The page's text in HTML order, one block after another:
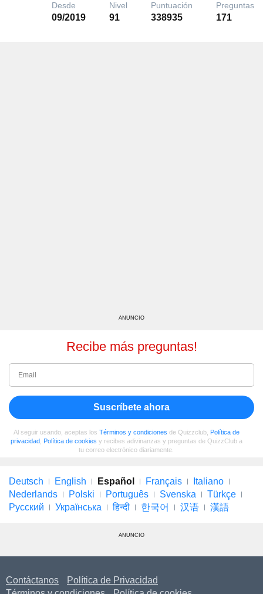
Desde
09/2019
Nivel
91
Puntuación
338935
Preguntas
171
ANUNCIO
Recibe más preguntas!
Suscríbete ahora
Al seguir usando, aceptas los Términos y condiciones de Quizzclub, Política de
privacidad, Política de cookies y recibes adivinanzas y preguntas de QuizzClub a
tu correo electrónico diariamente.
Deutsch English Español Français
Italiano
Nederlands
Polski Português Svenska
Türkçe
Русский
Українська हिन्दी 한국어 汉语 漢語
ANUNCIO
Contáctanos
Política de Privacidad